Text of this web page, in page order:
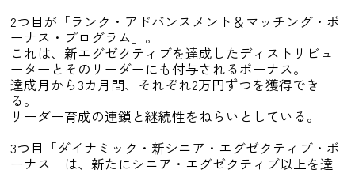
2つ目が「ランク・アドバンスメント＆マッチング・ボ
ーナス・プログラム」。
これは、新エグゼクティブを達成したディストリビュ
ーターとそのリーダーにも付与されるボーナス。
達成月から3カ月間、それぞれ2万円ずつを獲得でき
る。
リーダー育成の連鎖と継続性をねらいとしている。
3つ目「ダイナミック・新シニア・エグゼクティブ・ボ
ーナス」は、新たにシニア・エグゼクティブ以上を達